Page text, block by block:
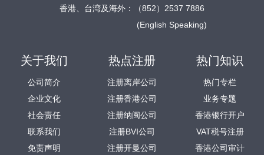
香港、台湾及海外：（852）2537 7886
(English Speaking)
关于我们
公司简介
企业文化
社会责任
联系我们
免责声明
热点注册
注册离岸公司
注册香港公司
注册纳闽公司
注册BVI公司
注册开曼公司
热门知识
热门专栏
业务专题
香港银行开户
VAT税号注册
香港公司审计